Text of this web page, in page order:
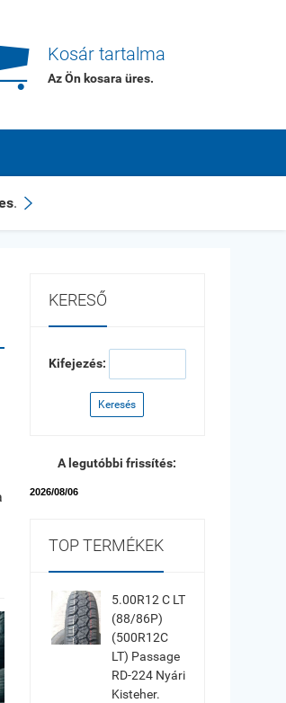
Kosár tartalma
Az Ön kosaraüres.
. 
KERESŐ
Kifejezés:
Keresés
A legutóbbi frissítés:
2026/08/06
TOP TERMÉKEK
5.00R12 C LT
(88/86P)
(500R12C
LT) Passage
RD-224 Nyári
Kisteher.